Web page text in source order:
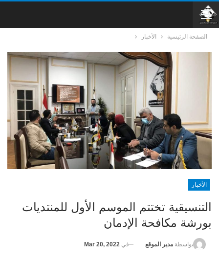
الصفحة الرئيسية الأخبار
الأخبار
التنسيقية تختتم الموسم الأول للمنتديات
بورشة مكافحة الإدمان
بواسطة مدير الموقع في Mar 20, 2022